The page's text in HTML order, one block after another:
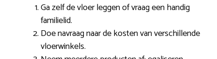
Ga zelf de vloer leggen of vraag een handig
familielid.
Doe navraag naar de kosten van verschillende
vloerwinkels.